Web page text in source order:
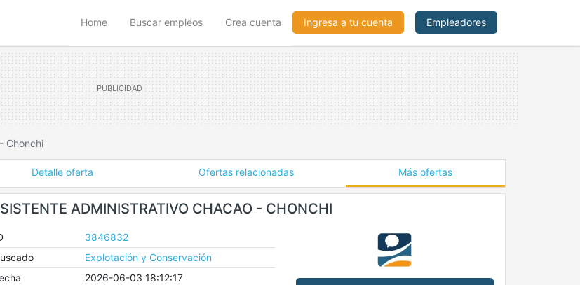
Home(current)Buscar empleos Crea cuenta Ingresa a tu cuenta Empleadores
Chonchi
Detalle oferta Ofertas relacionadas Más ofertas
ADMINISTRATIVO CHACAO - CHONCHI
3846832
Explotación y Conservación
2026-06-03 18:12:17